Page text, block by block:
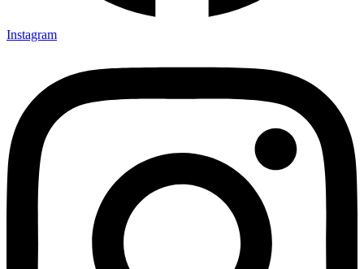
Instagram